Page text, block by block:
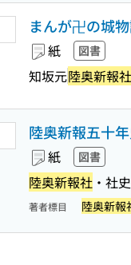
まんが卍の城
紙 図書
知坂元陸奥新報社
陸奥新報五十
紙 図書
陸奥新報社 ・社
著者標目 陸奥新報